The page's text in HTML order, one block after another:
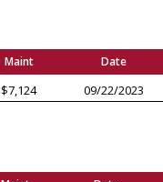
Maint Date
$7,124 09/22/2023